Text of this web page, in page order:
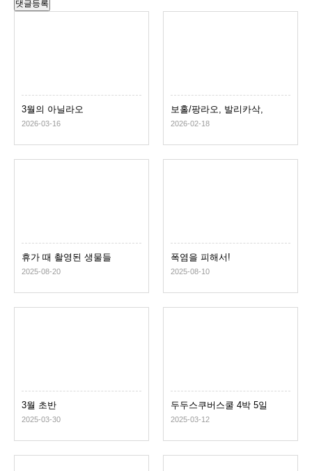
3월의 아닐라오
2026-03-16
보홀/팡라오, 발리카삭,
파밀라칸
2026-02-18
휴가 때 촬영된 생물들
2025-08-20
폭염을 피해서!
2025-08-10
3월 초반
2025-03-30
두두스쿠버스쿨 4박 5일
일정
2025-03-12